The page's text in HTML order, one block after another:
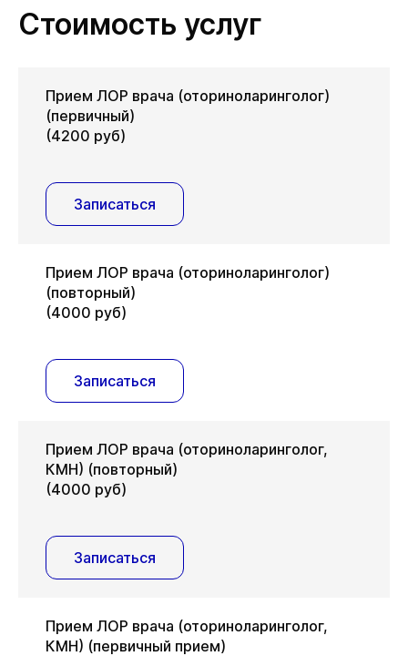
Стоимость услуг
Прием ЛОР врача (оториноларинголог)
(первичный)
(4200 руб)
Записаться
Прием ЛОР врача (оториноларинголог)
(повторный)
(4000 руб)
Записаться
Прием ЛОР врача (оториноларинголог,
КМН) (повторный)
(4000 руб)
Записаться
Прием ЛОР врача (оториноларинголог,
КМН) (первичный прием)